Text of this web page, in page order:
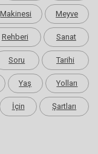
Makinesi Meyve
Rehberi Sanat
Soru Tarihi
Yaş Yolları
İçin Şartları